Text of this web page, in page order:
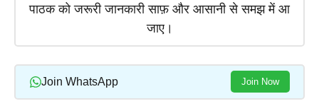
पाठक को जरूरी जानकारी साफ़ और आसानी से समझ में आ
जाए।
Join WhatsApp Join Now